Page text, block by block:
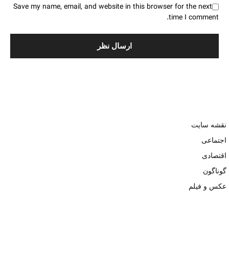
Save my name, email, and website in this browser for the next
time I comment.
نقشه سایت
اجتماعی
اقتصادی
گوناگون
عکس و فیلم